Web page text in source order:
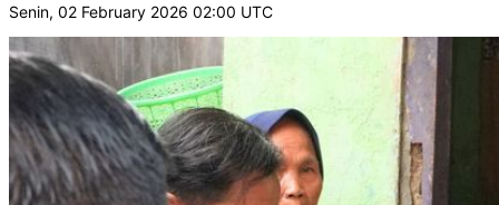
Senin, 02 February 2026 02:00 UTC